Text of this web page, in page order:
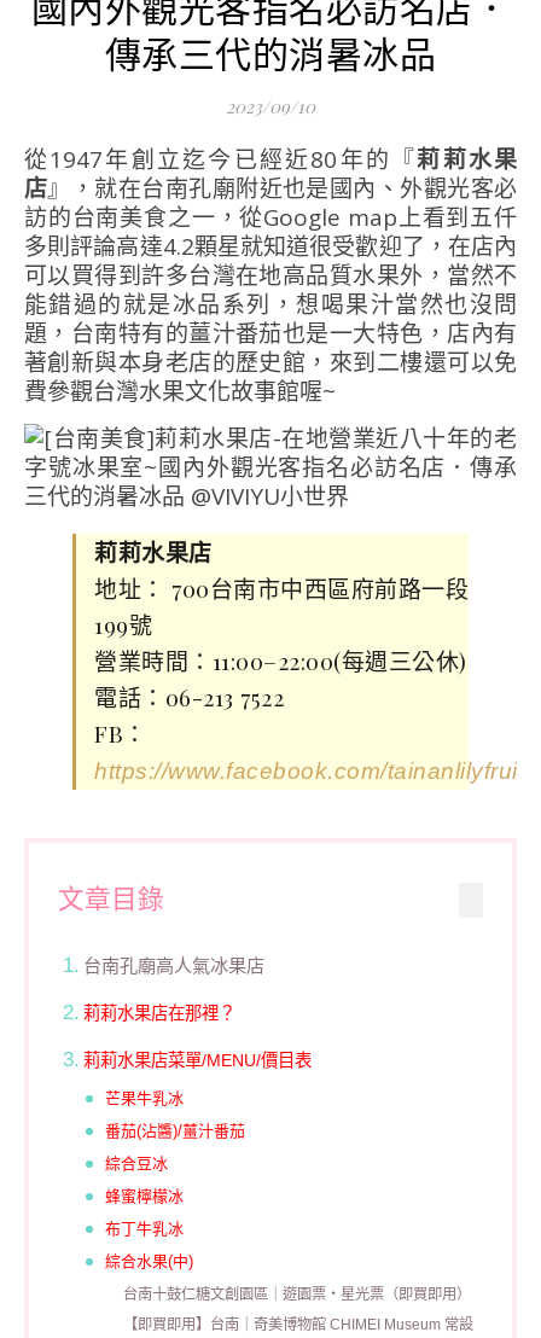
傳承三代的消暑冰品
2023/09/10
從1947年創立迄今已經近80年的『莉莉水果
店』，就在台南孔廟附近也是國內、外觀光客必
訪的台南美食之一，從Google map上看到五仟
多則評論高達4.2顆星就知道很受歡迎了，在店內
可以買得到許多台灣在地高品質水果外，當然不
能錯過的就是冰品系列，想喝果汁當然也沒問
題，台南特有的薑汁番茄也是一大特色，店內有
著創新與本身老店的歷史館，來到二樓還可以免
費參觀台灣水果文化故事館喔~
莉莉水果店
地址： 700台南市中西區府前路一段
199號
營業時間：11:00–22:00(每週三公休)
電話：06-213 7522
FB：
https://www.facebook.com/tainanlilyfruit/
文章目錄
台南孔廟高人氣冰果店
莉莉水果店在那裡？
莉莉水果店菜單/MENU/價目表
芒果牛乳冰
番茄(沾醬)/薑汁番茄
綜合豆冰
蜂蜜檸檬冰
布丁牛乳冰
綜合水果(中)
台南十鼓仁糖文創園區｜遊園票・星光票（即買即用）
【即買即用】台南｜奇美博物館 CHIMEI Museum 常設